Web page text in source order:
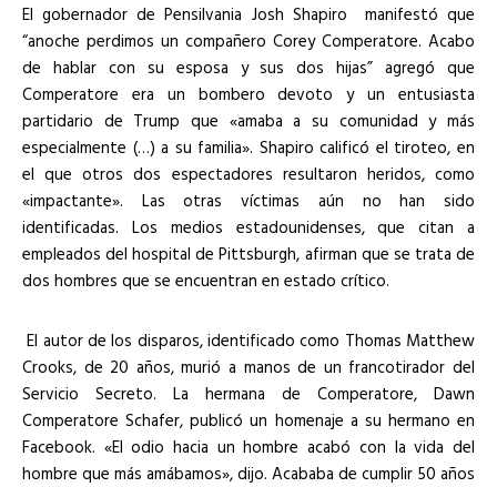
El gobernador de Pensilvania Josh Shapiro manifestó que
“anoche perdimos un compañero Corey Comperatore. Acabo
de hablar con su esposa y sus dos hijas” agregó que
Comperatore era un bombero devoto y un entusiasta
partidario de Trump que «amaba a su comunidad y más
especialmente (…) a su familia». Shapiro calificó el tiroteo, en
el que otros dos espectadores resultaron heridos, como
«impactante». Las otras víctimas aún no han sido
identificadas. Los medios estadounidenses, que citan a
empleados del hospital de Pittsburgh, afirman que se trata de
dos hombres que se encuentran en estado crítico.
El autor de los disparos, identificado como Thomas Matthew
Crooks, de 20 años, murió a manos de un francotirador del
Servicio Secreto. La hermana de Comperatore, Dawn
Comperatore Schafer, publicó un homenaje a su hermano en
Facebook. «El odio hacia un hombre acabó con la vida del
hombre que más amábamos», dijo. Acababa de cumplir 50 años